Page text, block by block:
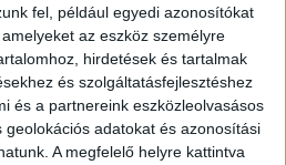
fel, például egyedi azonosítókat
az eszköz személyre
hirdetések és tartalmak
és szolgáltatásfejlesztéshez
és a partnereink eszközleolvasásos
adatokat és azonosítási
A megfelelő helyre kattintva
Aba-Novák Vilmos
Petőfi: A jó öreg
kocsmáros
1922 Budapest